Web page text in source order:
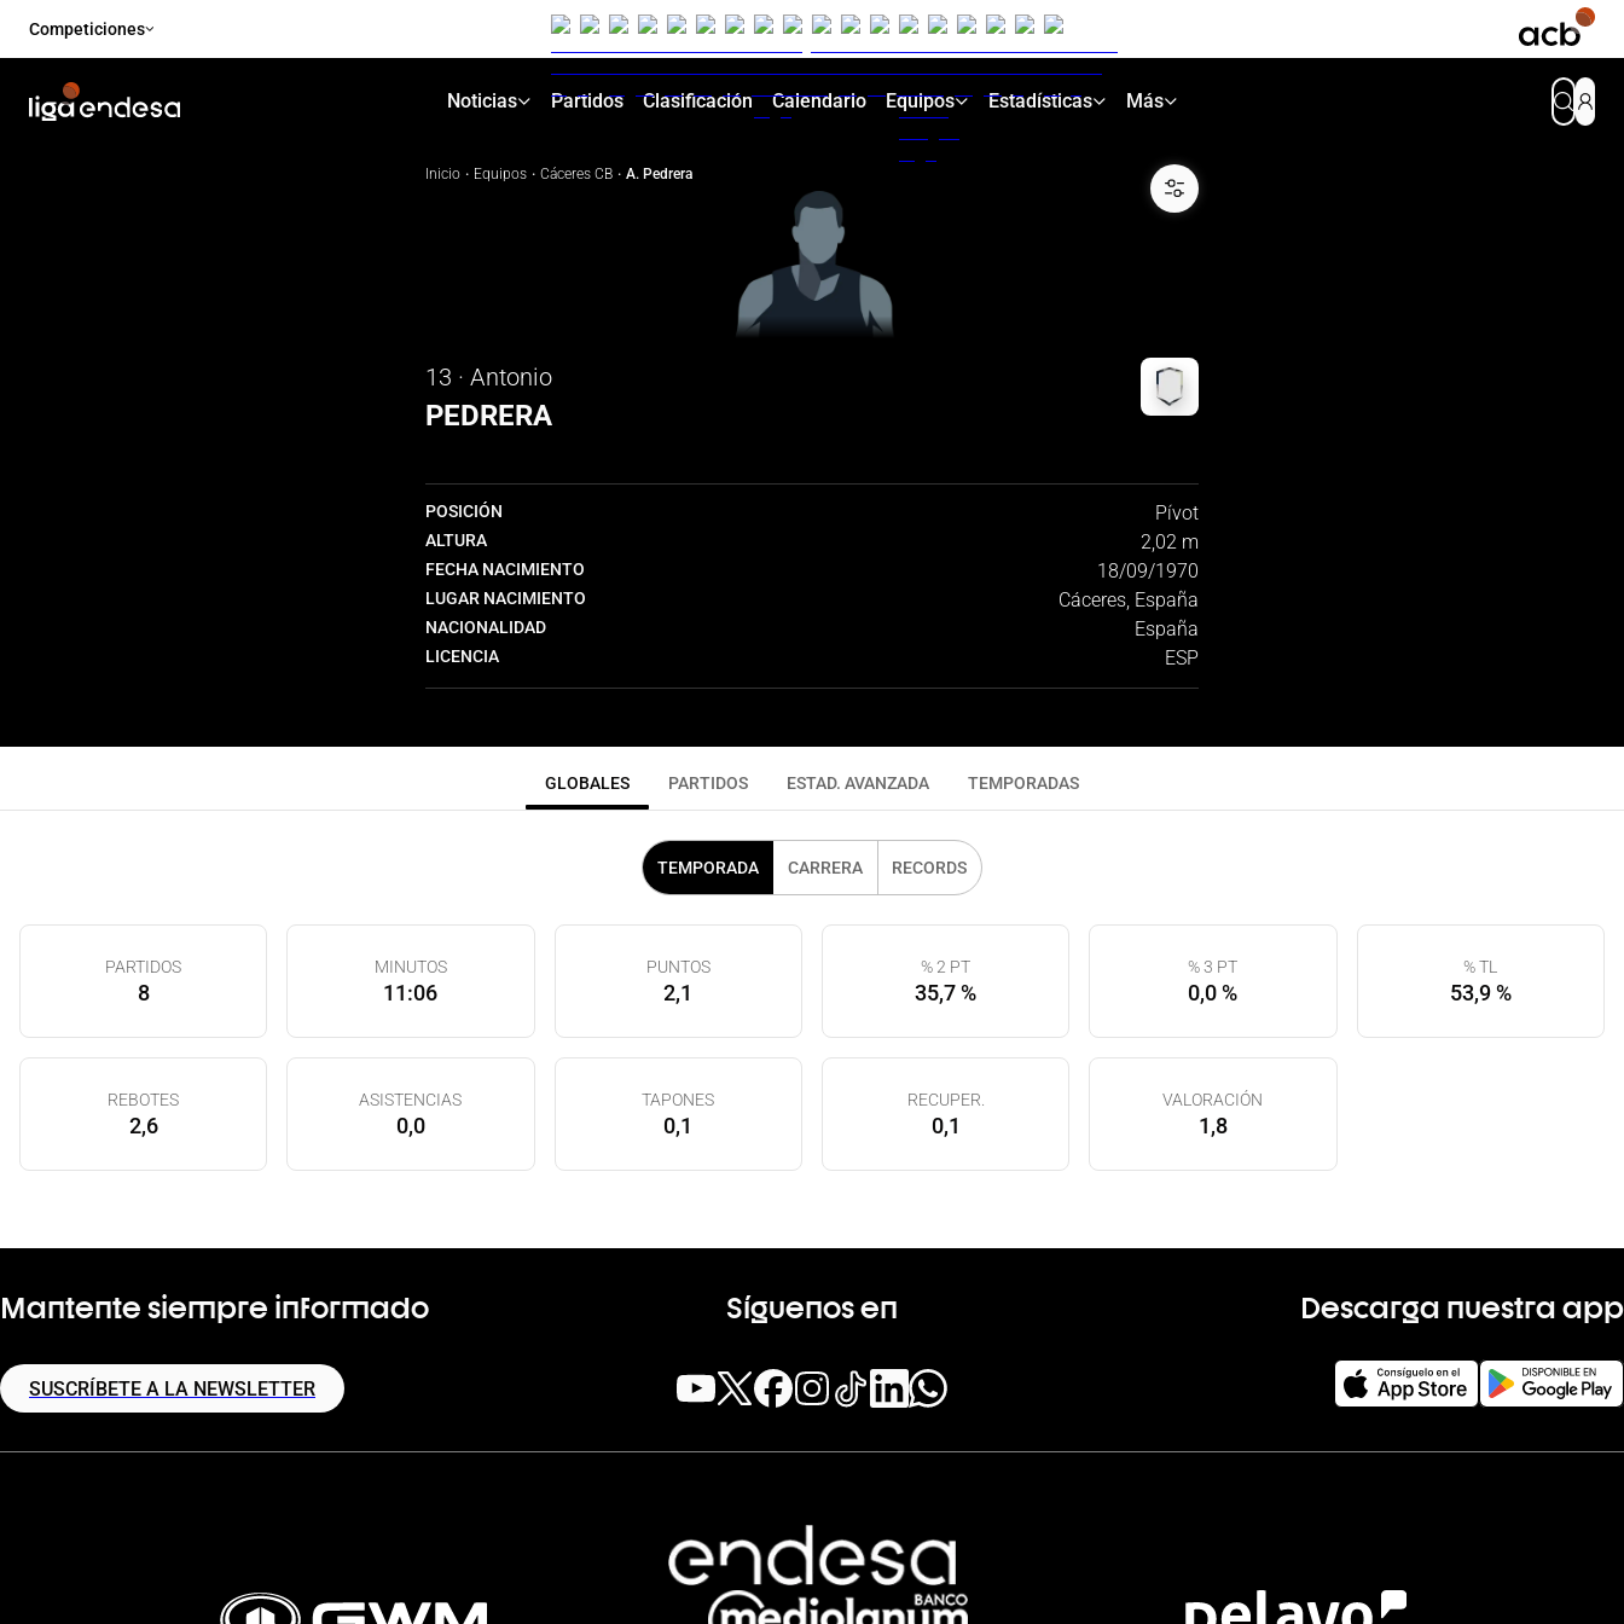
Competiciones
Noticias Partidos Clasificación Calendario Equipos Estadísticas Más
Inicio · Equipos · Cáceres CB · A. Pedrera
13 · Antonio
PEDRERA
POSICIÓN Pívot
ALTURA 2,02 m
FECHA NACIMIENTO 18/09/1970
LUGAR NACIMIENTO Cáceres, España
NACIONALIDAD España
LICENCIA ESP
GLOBALES PARTIDOS ESTAD. AVANZADA TEMPORADAS
TEMPORADA CARRERA RECORDS
PARTIDOS
8
MINUTOS
11:06
PUNTOS
2,1
% 2 PT
35,7 %
% 3 PT
0,0 %
% TL
53,9 %
REBOTES
2,6
ASISTENCIAS
0,0
TAPONES
0,1
RECUPER.
0,1
VALORACIÓN
1,8
Mantente siempre informado
SUSCRÍBETE A LA NEWSLETTER
Síguenos en Descarga nuestra app